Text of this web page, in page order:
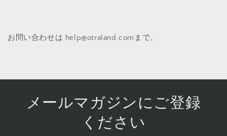
お問い合わせは help@otraland.comまで。
メールマガジンにご登録
ください